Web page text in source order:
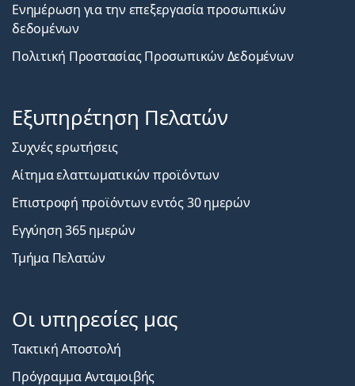
Ενημέρωση για την επεξεργασία προσωπικών
δεδομένων
Πολιτική Προστασίας Προσωπικών Δεδομένων
Εξυπηρέτηση Πελατών
Συχνές ερωτήσεις
Αίτημα ελαττωματικών προϊόντων
Επιστροφή προϊόντων εντός 30 ημερών
Εγγύηση 365 ημερών
Τμήμα Πελατών
Οι υπηρεσίες μας
Τακτική Αποστολή
Πρόγραμμα Ανταμοιβής